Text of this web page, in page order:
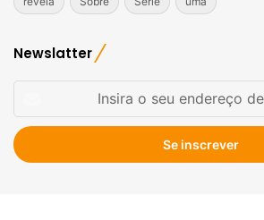
Newslatter
seu
endereço
de